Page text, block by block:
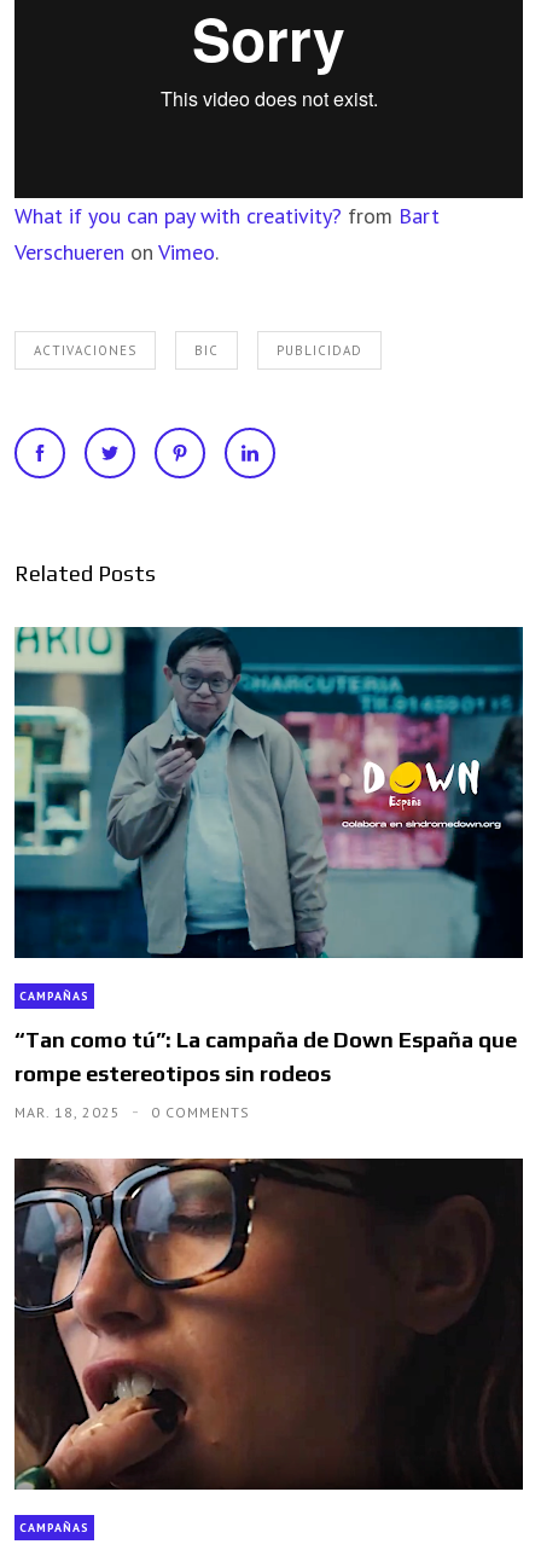
What if you can pay with creativity? from Bart
Verschueren on Vimeo.
ACTIVACIONES BIC PUBLICIDAD
Related Posts
CAMPAÑAS
“Tan como tú”: La campaña de Down España que
rompe estereotipos sin rodeos
MAR. 18, 2025 0 COMMENTS
CAMPAÑAS